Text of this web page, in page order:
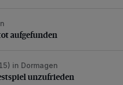
aufgefunden
aufgefunden
unzufrieden
in Dormagen
unzufrieden